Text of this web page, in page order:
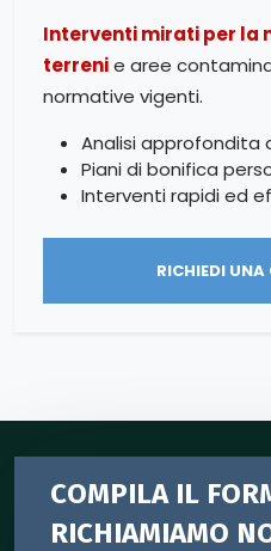
Interventi mirati per la
terrenie aree
normative vigenti.
Analisi approfondita
Piani di bonifica
Interventi rapidi ed
RICHIEDI
COMPILA IL
RICHIAMIAMO